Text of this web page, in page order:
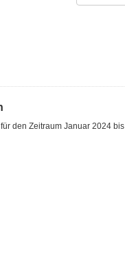
den Zeitraum Januar 2024